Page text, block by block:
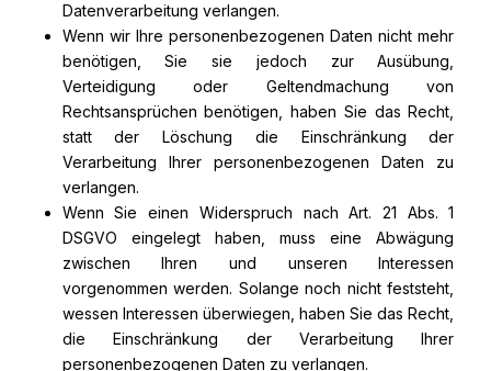
Datenverarbeitung verlangen.
Wenn wir Ihre personenbezogenen Daten nicht mehr
benötigen, Sie sie jedoch zur Ausübung,
Verteidigung oder Geltendmachung von
Rechtsansprüchen benötigen, haben Sie das Recht,
statt der Löschung die Einschränkung der
Verarbeitung Ihrer personenbezogenen Daten zu
verlangen.
Wenn Sie einen Widerspruch nach Art. 21 Abs. 1
DSGVO eingelegt haben, muss eine Abwägung
zwischen Ihren und unseren Interessen
vorgenommen werden. Solange noch nicht feststeht,
wessen Interessen überwiegen, haben Sie das Recht,
die Einschränkung der Verarbeitung Ihrer
personenbezogenen Daten zu verlangen.